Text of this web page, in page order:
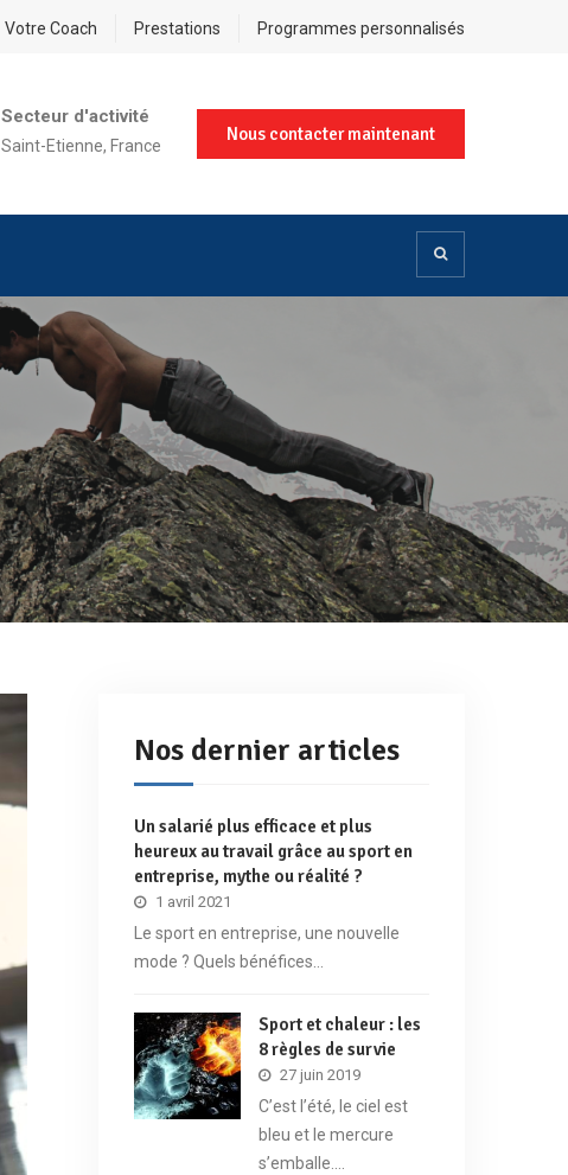
Votre Coach Prestations Programmes personnalisés
Secteur d'activité
Saint-Etienne, France
Nous contacter maintenant
Nos dernier articles
Un salarié plus efficace et plus
heureux au travail grâce au sport en
entreprise, mythe ou réalité ?
1 avril 2021
Le sport en entreprise, une nouvelle
mode ? Quels bénéfices…
Sport et chaleur : les
8 règles de survie
27 juin 2019
C’est l’été, le ciel est
bleu et le mercure
s’emballe.…